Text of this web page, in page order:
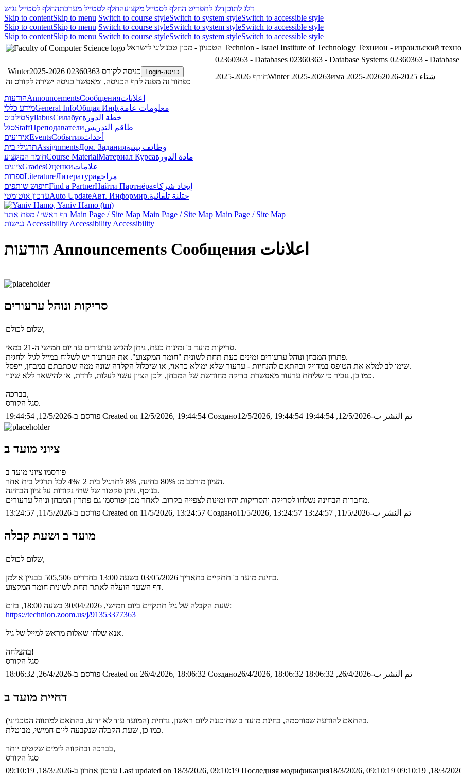
דלג לתוכןדלג לתפריט החלף לסטייל מקצועהחלף לסטייל מערכתהחלף לסטייל נגיש
Skip to contentSkip to menu Switch to course styleSwitch to system styleSwitch to accessible style
Skip to contentSkip to menu Switch to course styleSwitch to system styleSwitch to accessible style
Skip to contentSkip to menu Switch to course styleSwitch to system styleSwitch to accessible style
Technion - Israel Institute of Technology Технион - израильский
02360363 - Databases 02360363 - Database Systems 02360363 - Database
כניסה-Login
כניסה לקורס 02360363 Winter2025-2026
כפתור זה מפנה לדף הכניסה, ומאפשר כניסה ישירה לקורס זה
חורף 2025-2026Winter 2025-2026Зима 2025-2026 شتاء 2025-2026
הודעותAnnouncementsСообщенияاعلانات
מידע כלליGeneral InfoОбщая Инф.معلومات عامة
סילבוסSyllabusСилабусخطة الدورة
סגלStaffПреподавателиطاقم التدريس
אירועיםEventsСобытияأحداث
תרגילי ביתAssignmentsДом. Заданияوظائف بيتية
חומר המקצועCourse MaterialМатериал Курсаمادة الدورة
ציוניםGradesОценкиعلامات
ספרותLiteratureЛитератураمراجع
חיפוש שותפיםFind a PartnerНайти Партнёраإيجاد شركاء
עדכון אוטומטיAuto UpdateАвт. Информир.حتلنة تلقائية
Main Page / Site Map Main Page / Site Map Main Page / Site Map
Accessibility Accessibility Accessibility
הודעות Announcements Сообщения اعلانات
סריקות ונוהל ערעורים
שלום לכולם,
סריקות מועד ב' זמינות כעת, ניתן להגיש ערעורים עד יום חמישי ה-21 במאי.
פתרון המבחן ונוהל ערעורים זמינים כעת תחת לשונית "חומר המקצוע". את הערעור יש לשלוח במייל לגיל ולחגית.
שימו לב למלא את הטופס במדויק ובהתאם להנחיות - ערעור שלא ימולא כראוי, או שיכלול הקלדה שונה ממה שכתבתם במבחן, ייפסל.
כמו כן, נזכיר כי שליחת ערעור מאפשרת בדיקה מחודשת של המבחן, ולכן הציון עשוי לעלות, לרדת, או להישאר ללא שינוי.
בברכה,
סגל הקורס.
פורסם ב-12/5/2026, 19:44:54 Created on 12/5/2026, 19:44:54 Создано12/5/2026, 19:44:54 تم النشر ب-12/5/2026, 19:44:54
ציוני מועד ב
פורסמו ציוני מועד ב
הציון מורכב מ: 80% בחינה, 8% לתרגיל בית 2 ו4% לכל תרגיל בית אחר.
בנוסף, ניתן פקטור של שתי נקודות על ציון הבחינה.
מחברות הבחינה נשלחו לסריקה והסריקות יהיו זמינות לצפייה בקרוב. לאחר מכן יפורסמו גם פתרון המבחן ונוהל ערעורים.
פורסם ב-11/5/2026, 13:24:57 Created on 11/5/2026, 13:24:57 Создано11/5/2026, 13:24:57 تم النشر ب-11/5/2026, 13:24:57
מועד ב ושעת קבלה
שלום לכולם,
בחינת מועד ב' תתקיים בתאריך 03/05/2026 בשעה 13:00 בחדרים 505,506 בבניין אולמן.
דף השער הועלה לאתר תחת לשונית חומר המקצוע.
שעת הקבלה של גיל תתקיים ביום חמישי, 30/04/2026 בשעה 18:00, בזום:
https://technion.zoom.us/j/91353377363
אנא שלחו שאלות מראש למייל של גיל.
בהצלחה!
סגל הקורס
פורסם ב-26/4/2026, 18:06:32 Created on 26/4/2026, 18:06:32 Создано26/4/2026, 18:06:32 تم النشر ب-26/4/2026, 18:06:32
דחיית מועד ב
בהתאם להודעה שפורסמה, בחינת מועד ב שתוכננה ליום ראשון, נדחית (המועד עוד לא ידוע, בהתאם למתווה הטכניוני).
כמו כן, שעת הקבלה שנקבעה ליום חמישי, מבוטלת.
בברכה ובתקווה לימים שקטים יותר,
סגל הקורס
עדכון אחרון ב-18/3/2026, 09:10:19 Last updated on 18/3/2026, 09:10:19 Последняя модификация18/3/2026, 09:10:19